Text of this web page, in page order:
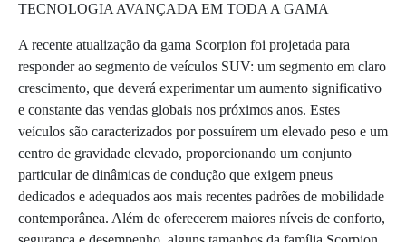
TECNOLOGIA AVANÇADA EM TODA A GAMA
A recente atualização da gama Scorpion foi projetada para
responder ao segmento de veículos SUV: um segmento em claro
crescimento, que deverá experimentar um aumento significativo
e constante das vendas globais nos próximos anos. Estes
veículos são caracterizados por possuírem um elevado peso e um
centro de gravidade elevado, proporcionando um conjunto
particular de dinâmicas de condução que exigem pneus
dedicados e adequados aos mais recentes padrões de mobilidade
contemporânea. Além de oferecerem maiores níveis de conforto,